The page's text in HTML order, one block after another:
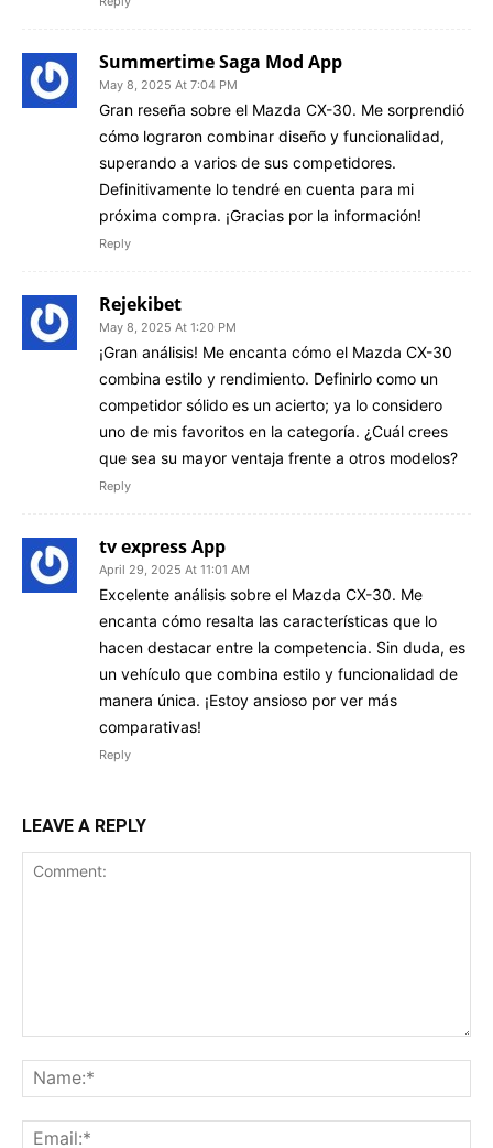
Summertime Saga Mod App
May 8, 2025 At 7:04 PM
Gran reseña sobre el Mazda CX-30. Me sorprendió
cómo lograron combinar diseño y funcionalidad,
superando a varios de sus competidores.
Definitivamente lo tendré en cuenta para mi
próxima compra. ¡Gracias por la información!
Reply
Rejekibet
May 8, 2025 At 1:20 PM
¡Gran análisis! Me encanta cómo el Mazda CX-30
combina estilo y rendimiento. Definirlo como un
competidor sólido es un acierto; ya lo considero
uno de mis favoritos en la categoría. ¿Cuál crees
que sea su mayor ventaja frente a otros modelos?
Reply
tv express App
April 29, 2025 At 11:01 AM
Excelente análisis sobre el Mazda CX-30. Me
encanta cómo resalta las características que lo
hacen destacar entre la competencia. Sin duda, es
un vehículo que combina estilo y funcionalidad de
manera única. ¡Estoy ansioso por ver más
comparativas!
Reply
LEAVE A REPLY